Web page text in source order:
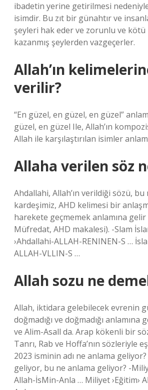
ibadetin yerine getirilmesi
isimdir. Bu zıt bir günahtır ve
şeyleri hak eder ve zorunlu ve
kazanmış şeylerden vazgeçerler.
Allah’ın
verilir?
“En güzel, en güzel, en güzel”
güzel, en güzel Ile, Allah’ın
Allah ile karşılaştırılan isimler
Allaha verilen söz
Ahdallahi, Allah’ın verildiği sözü, bu
kardeşimiz, AHD kelimesi bir
harekete geçmemek anlamına gelir
Müfredat, AHD makalesi). -Slam
›Ahdallahi-ALLAH-RENINEN-S …
ALLAH-VLLIN-S …
Allah sozu ne
Allah, iktidara gelebilecek evrenin
doğmadığı ve doğmadığı anlamına
ve Alim-Asall da. Arap kökenli bir
Tanrı, Rab ve Hoffa’nın sözleriyle
2023 isminin adı ne anlama
geliyor, bu ne anlama geliyor? -
Allah-İsMin-Anla … Miliyet ›Eğitim›